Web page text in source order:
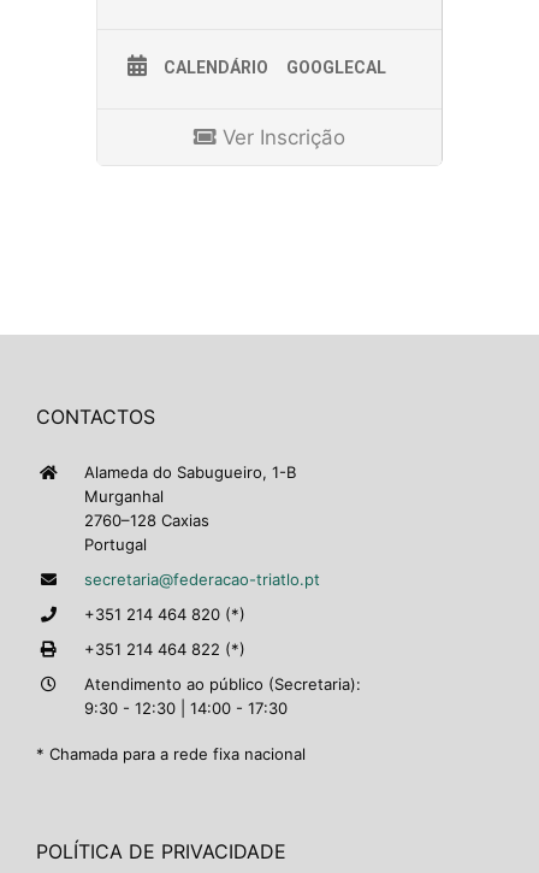
CALENDÁRIO GOOGLECAL
Ver Inscrição
CONTACTOS
Alameda do Sabugueiro, 1-B
Murganhal
2760–128 Caxias
Portugal
secretaria@federacao-triatlo.pt
+351 214 464 820 (*)
+351 214 464 822 (*)
Atendimento ao público (Secretaria):
9:30 - 12:30 | 14:00 - 17:30
* Chamada para a rede fixa nacional
POLÍTICA DE PRIVACIDADE